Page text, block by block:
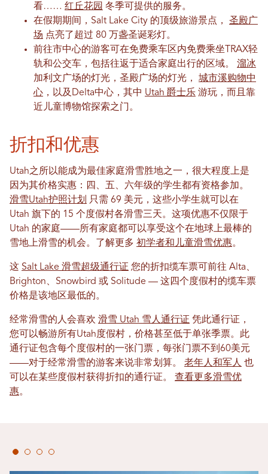
看…… 红丘花园 冬季可提供的服务。
在假期期间，Salt Lake City 的顶级旅游景点， 圣殿广
场 点亮了超过 80 万盏圣诞彩灯。
前往市中心的游客可在免费乘车区内免费乘坐TRAX轻
轨和公交车，包括往返于适合家庭出行的区域。 溜冰
加利文广场的灯光，圣殿广场的灯光， 城市溪购物中
心 ，以及Delta中心，其中 Utah 爵士乐 游玩，而且靠
近儿童博物馆探索之门。
折扣和优惠
Utah之所以能成为最佳家庭滑雪胜地之一，很大程度上是
因为其价格实惠：四、五、六年级的学生都有资格参加。
滑雪Utah护照计划
只需 69 美元，这些小学生就可以在
Utah 旗下的 15 个度假村各滑雪三天。这项优惠不仅限于
Utah 的家庭——所有家庭都可以享受这个在地球上最棒的
雪地上滑雪的机会。了解更多 初学者和儿童滑雪优惠。
这 Salt Lake 滑雪超级通行证 您的折扣缆车票可前往 Alta、
Brighton、Snowbird 或 Solitude — 这四个度假村的缆车票
价格是该地区最低的。
经常滑雪的人会喜欢 滑雪 Utah 雪人通行证 凭此通行证，
您可以畅游所有Utah度假村，价格甚至低于单张季票。此
通行证包含每个度假村的一张门票，每张门票不到60美元
——对于经常滑雪的游客来说非常划算。 老年人和军人 也
可以在某些度假村获得折扣的通行证。 查看更多滑雪优
惠。